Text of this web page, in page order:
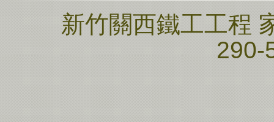
新竹關西鐵工工程
290-